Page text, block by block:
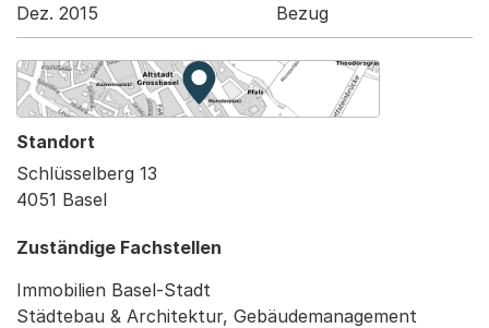
Dez. 2015 Bezug
Zur Karte von MapBS.
Externer Link, wird in einem
Standort
Schlüsselberg 13
4051 Basel
Zuständige Fachstellen
Immobilien Basel-Stadt
Städtebau & Architektur, Gebäudemanagement